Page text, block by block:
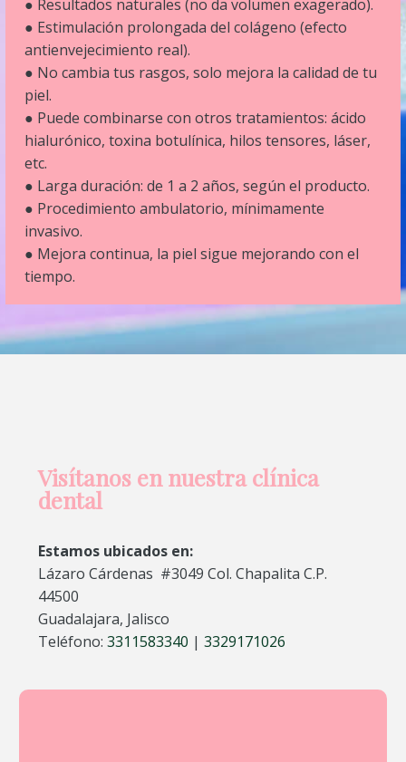
● Resultados naturales (no da volumen exagerado).
● Estimulación prolongada del colágeno (efecto
antienvejecimiento real).
● No cambia tus rasgos, solo mejora la calidad de tu
piel.
● Puede combinarse con otros tratamientos: ácido
hialurónico, toxina botulínica, hilos tensores, láser,
etc.
● Larga duración: de 1 a 2 años, según el producto.
● Procedimiento ambulatorio, mínimamente
invasivo.
● Mejora continua, la piel sigue mejorando con el
tiempo.
Visítanos en nuestra clínica
dental
Estamos ubicados en:
Lázaro Cárdenas #3049 Col. Chapalita C.P.
44500
Guadalajara, Jalisco
Teléfono: 3311583340 | 3329171026